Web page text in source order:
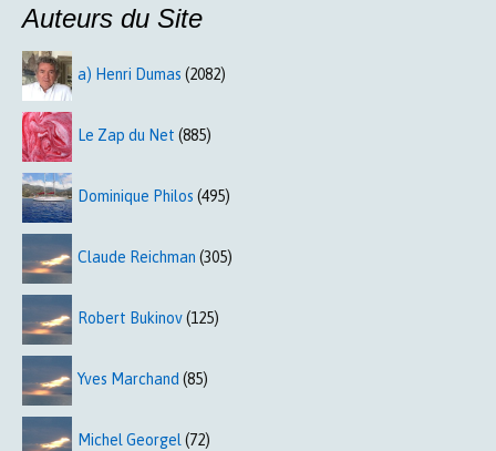
Auteurs du Site
a) Henri Dumas (2082)
Le Zap du Net (885)
Dominique Philos (495)
Claude Reichman (305)
Robert Bukinov(125)
Yves Marchand (85)
Michel Georgel (72)